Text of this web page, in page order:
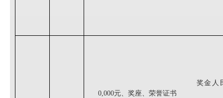
奖金人
0,000元、奖座、荣誉证书